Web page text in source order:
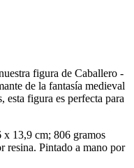
figura de Caballero -
de la fantasía medieval
esta figura es perfecta para
resina. Pintado a mano por